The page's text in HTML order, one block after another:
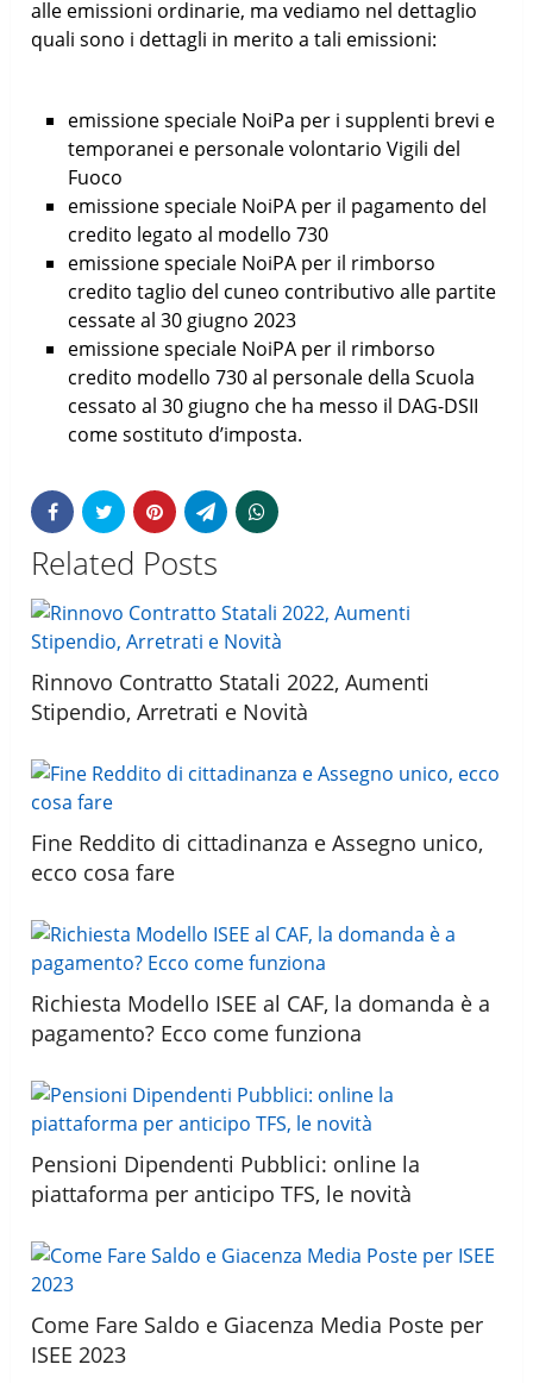
alle emissioni ordinarie, ma vediamo nel dettaglio
quali sono i dettagli in merito a tali emissioni:
emissione speciale NoiPa per i supplenti brevi e
temporanei e personale volontario Vigili del
Fuoco
emissione speciale NoiPA per il pagamento del
credito legato al modello 730
emissione speciale NoiPA per il rimborso
credito taglio del cuneo contributivo alle partite
cessate al 30 giugno 2023
emissione speciale NoiPA per il rimborso
credito modello 730 al personale della Scuola
cessato al 30 giugno che ha messo il DAG-DSII
come sostituto d’imposta.
Related Posts
Rinnovo Contratto Statali 2022, Aumenti
Stipendio, Arretrati e Novità
Fine Reddito di cittadinanza e Assegno unico,
ecco cosa fare
Richiesta Modello ISEE al CAF, la domanda è a
pagamento? Ecco come funziona
Pensioni Dipendenti Pubblici: online la
piattaforma per anticipo TFS, le novità
Come Fare Saldo e Giacenza Media Poste per
ISEE 2023